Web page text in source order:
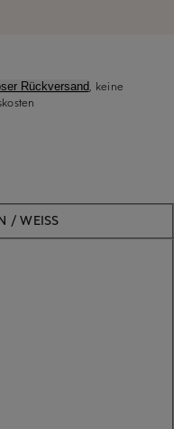
Rückversand, keine
/ WEISS